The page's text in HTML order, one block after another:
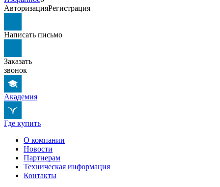
АвторизацияРегистрация
Написать письмо
Заказать
звонок
Академия
Где купить
О компании
Новости
Партнерам
Техническая информация
Контакты